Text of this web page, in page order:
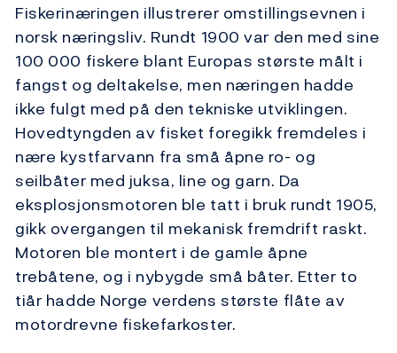
Fiskerinæringen illustrerer omstillingsevnen i
norsk næringsliv. Rundt 1900 var den med sine
100 000 fiskere blant Europas største målt i
fangst og deltakelse, men næringen hadde
ikke fulgt med på den tekniske utviklingen.
Hovedtyngden av fisket foregikk fremdeles i
nære kystfarvann fra små åpne ro- og
seilbåter med juksa, line og garn. Da
eksplosjonsmotoren ble tatt i bruk rundt 1905,
gikk overgangen til mekanisk fremdrift raskt.
Motoren ble montert i de gamle åpne
trebåtene, og i nybygde små båter. Etter to
tiår hadde Norge verdens største flåte av
motordrevne fiskefarkoster.